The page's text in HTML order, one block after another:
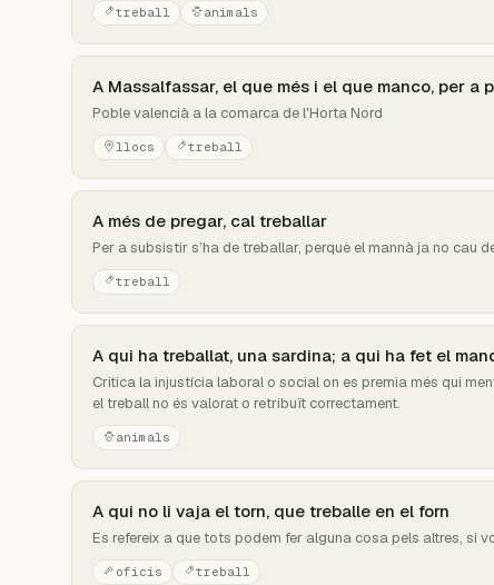
treball animals
A Massalfassar, el que més i el que manco, per a
Poble valencià a la comarca de l'Horta Nord
llocs treball
A més de pregar, cal treballar
Per a subsistir s’ha de treballar, perquè el mannà ja no cau
treball
A qui ha treballat, una sardina; a qui ha fet el
Critica la injustícia laboral o social on es premia més qui
el treball no és valorat o retribuït correctament.
animals
A qui no li vaja el torn, que treballe en el forn
Es refereix a que tots podem fer alguna cosa pels altres, si
oficis treball